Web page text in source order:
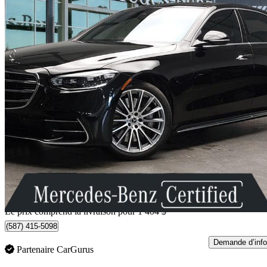
2022 Mercedes-Benz S-Class
S 580 4MATIC AWD14 303 km
Affaire
2 090 $/mois env.
Occasion
Livraison à domicile de Edmonton, AB
Le prix comprend la livraison pour 1 404 $
(587) 415-5098
Partenaire CarGurus
Demande d’info